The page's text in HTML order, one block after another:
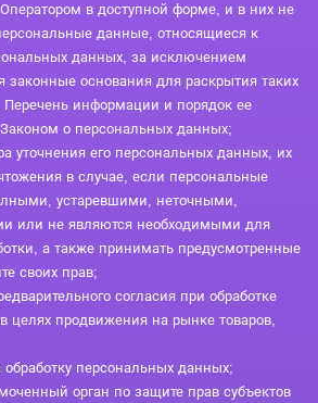
в доступной форме, и в них не
данные, относящиеся к
данных, за исключением
законные основания для раскрытия таких
информации и порядок ее
о персональных данных;
уточнения его персональных данных, их
в случае, если персональные
устаревшими, неточными,
или не являются необходимыми для
а также принимать предусмотренные
своих прав;
согласия при обработке
целях продвижения на рынке товаров,
персональных данных;
орган по защите прав субъектов